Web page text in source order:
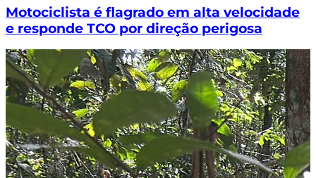
Motociclista é flagrado em alta velocidade
e responde TCO por direção perigosa